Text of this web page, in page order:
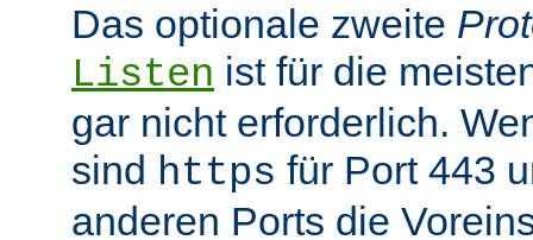
Das optionale zweite
Listen ist für die
gar nicht erforderlich.
sind https für Port 443
anderen Ports die